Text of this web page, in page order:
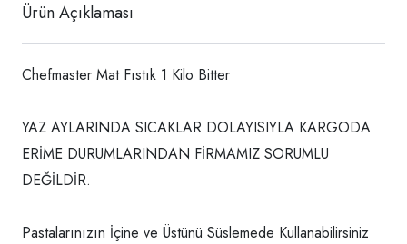
Ürün Açıklaması
Chefmaster Mat Fıstık 1 Kilo Bitter
YAZ AYLARINDA SICAKLAR DOLAYISIYLA KARGODA
ERİME DURUMLARINDAN FİRMAMIZ SORUMLU
DEĞİLDİR.
Pastalarınızın İçine ve Üstünü Süslemede Kullanabilirsiniz